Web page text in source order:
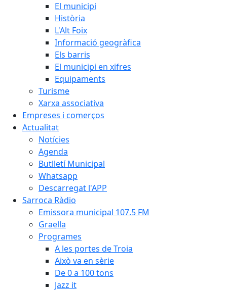
El municipi
Història
L'Alt Foix
Informació geogràfica
Els barris
El municipi en xifres
Equipaments
Turisme
Xarxa associativa
Empreses i comerços
Actualitat
Notícies
Agenda
Butlletí Municipal
Whatsapp
Descarregat l'APP
Sarroca Ràdio
Emissora municipal 107.5 FM
Graella
Programes
A les portes de Troia
Això va en sèrie
De 0 a 100 tons
Jazz it